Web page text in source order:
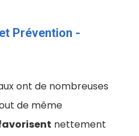
Prévention -
ont de nombreuses
de même
nettement